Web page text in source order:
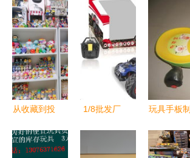
从收藏到投
可炒”时代
1/8批发厂
玩具手板制
攻略 价